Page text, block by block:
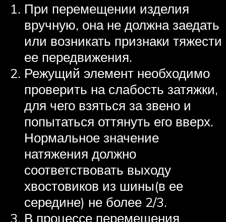
При перемещении изделия
вручную, она не должна заедать
или возникать признаки тяжести
ее передвижения.
Режущий элемент необходимо
проверить на слабость затяжки,
для чего взяться за звено и
попытаться оттянуть его вверх.
Нормальное значение
натяжения должно
соответствовать выходу
хвостовиков из шины(в ее
середине) не более 2/3.
В процессе перемещения